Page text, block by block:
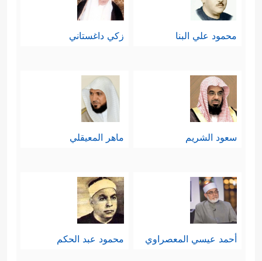
محمود علي البنا زكي داغستاني
سعود الشريم ماهر المعيقلي
أحمد عيسي المعصراوي محمود عبد الحكم